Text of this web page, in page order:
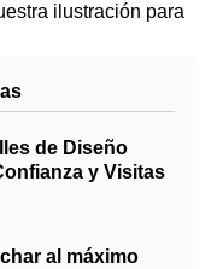
ilustración para
de Diseño
y Visitas
al máximo